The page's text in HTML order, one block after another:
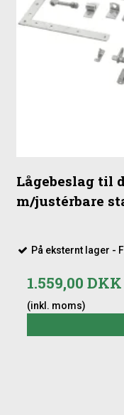
Forener funktion
Passer smukt ind i
Lågebeslag til
m/justérbare
På eksternt lager -
1.559,00 DKK
(inkl. moms)